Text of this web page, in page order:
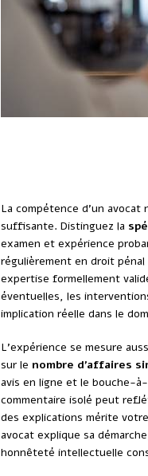
La compétence d’un
suffisante. Distinguez la
examen et expérience
régulièrement en droit
expertise formellement
éventuelles, les
implication réelle dans le
L’expérience se mesure
sur le nombre d’affaires
avis en ligne et le bouche-
commentaire isolé peut
des explications mérite
avocat explique sa
honnêteté intellectuelle